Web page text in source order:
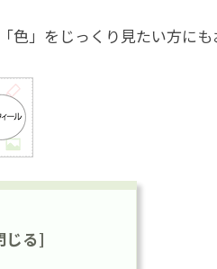
」をじっくり見たい方にも